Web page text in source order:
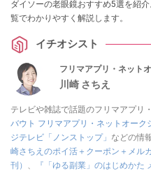
ダイソーの老眼鏡おすすめ5選を紹
覧でわかりやすく解説します。
イチオシスト
フリマアプリ・ネット
川崎 さちえ
テレビや雑誌で話題のフリマアプリ
バウト フリマアプリ・ネットオー
ジテレビ「ノンストップ」 などの情
崎さちえのポイ活＋クーポン＋メル
刊）
『「ゆる副業」のはじめか